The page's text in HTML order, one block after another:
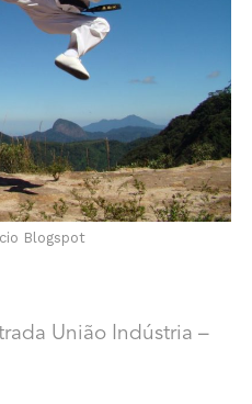
Blogspot
União Indústria –